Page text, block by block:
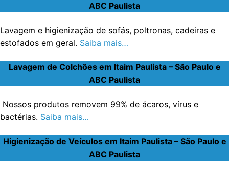
ABC Paulista
Lavagem e higienização de sofás, poltronas, cadeiras e
estofados em geral. Saiba mais…
Lavagem de Colchões em Itaim Paulista – São Paulo e
ABC Paulista
Nossos produtos removem 99% de ácaros, vírus e
bactérias. Saiba mais…
Higienização de Veículos em Itaim Paulista – São Paulo e
ABC Paulista